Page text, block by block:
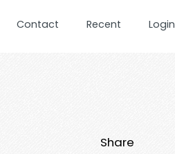
Contact Recent Login
Share